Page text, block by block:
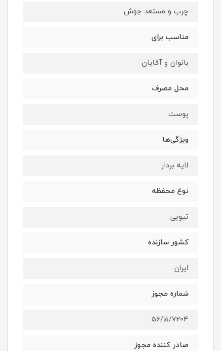
چرب و مستعد جوش
مناسب برای
بانوان و آقایان
محل مصرف
پوست
ویژگی‌ها
لایه بردار
نوع محفظه
تیوپی
کشور سازنده
ایران
شماره مجوز
7204/ظ/56
صادر کننده مجوز